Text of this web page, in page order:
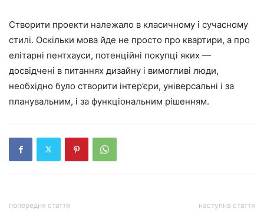
Створити проекти належало в класичному і сучасному
стилі. Оскільки мова йде не просто про квартири, а про
елітарні пентхауси, потенційні покупці яких —
досвідчені в питаннях дизайну і вимогливі люди,
необхідно було створити інтер’єри, універсальні і за
планувальним, і за функціональним рішенням.
попередня стаття наступна стаття